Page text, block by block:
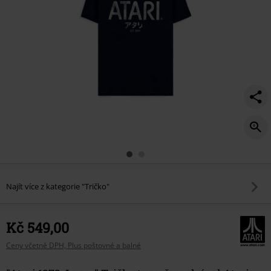
Najít více z kategorie "Tričko"
Kč 549,00
Ceny včetně DPH, Plus poštovné a balné